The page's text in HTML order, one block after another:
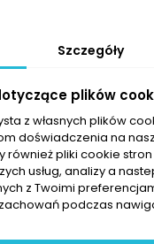
Szczegóły
plików
z własnych plików
doświadczenia na
również pliki cookie
usług, analizy a
z Twoimi
podczas